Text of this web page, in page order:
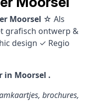
Moorsel ☆ Als
grafisch ontwerp &
design ✓ Regio
in Moorsel .
brochures,